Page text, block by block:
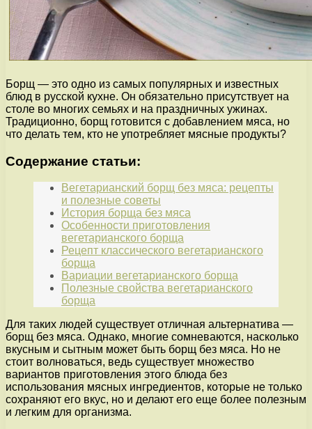
Борщ — это одно из самых популярных и известных
блюд в русской кухне. Он обязательно присутствует на
столе во многих семьях и на праздничных ужинах.
Традиционно, борщ готовится с добавлением мяса, но
что делать тем, кто не употребляет мясные продукты?
Содержание статьи:
Вегетарианский борщ без мяса: рецепты
и полезные советы
История борща без мяса
Особенности приготовления
вегетарианского борща
Рецепт классического вегетарианского
борща
Вариации вегетарианского борща
Полезные свойства вегетарианского
борща
Для таких людей существует отличная альтернатива —
борщ без мяса. Однако, многие сомневаются, насколько
вкусным и сытным может быть борщ без мяса. Но не
стоит волноваться, ведь существует множество
вариантов приготовления этого блюда без
использования мясных ингредиентов, которые не только
сохраняют его вкус, но и делают его еще более полезным
и легким для организма.